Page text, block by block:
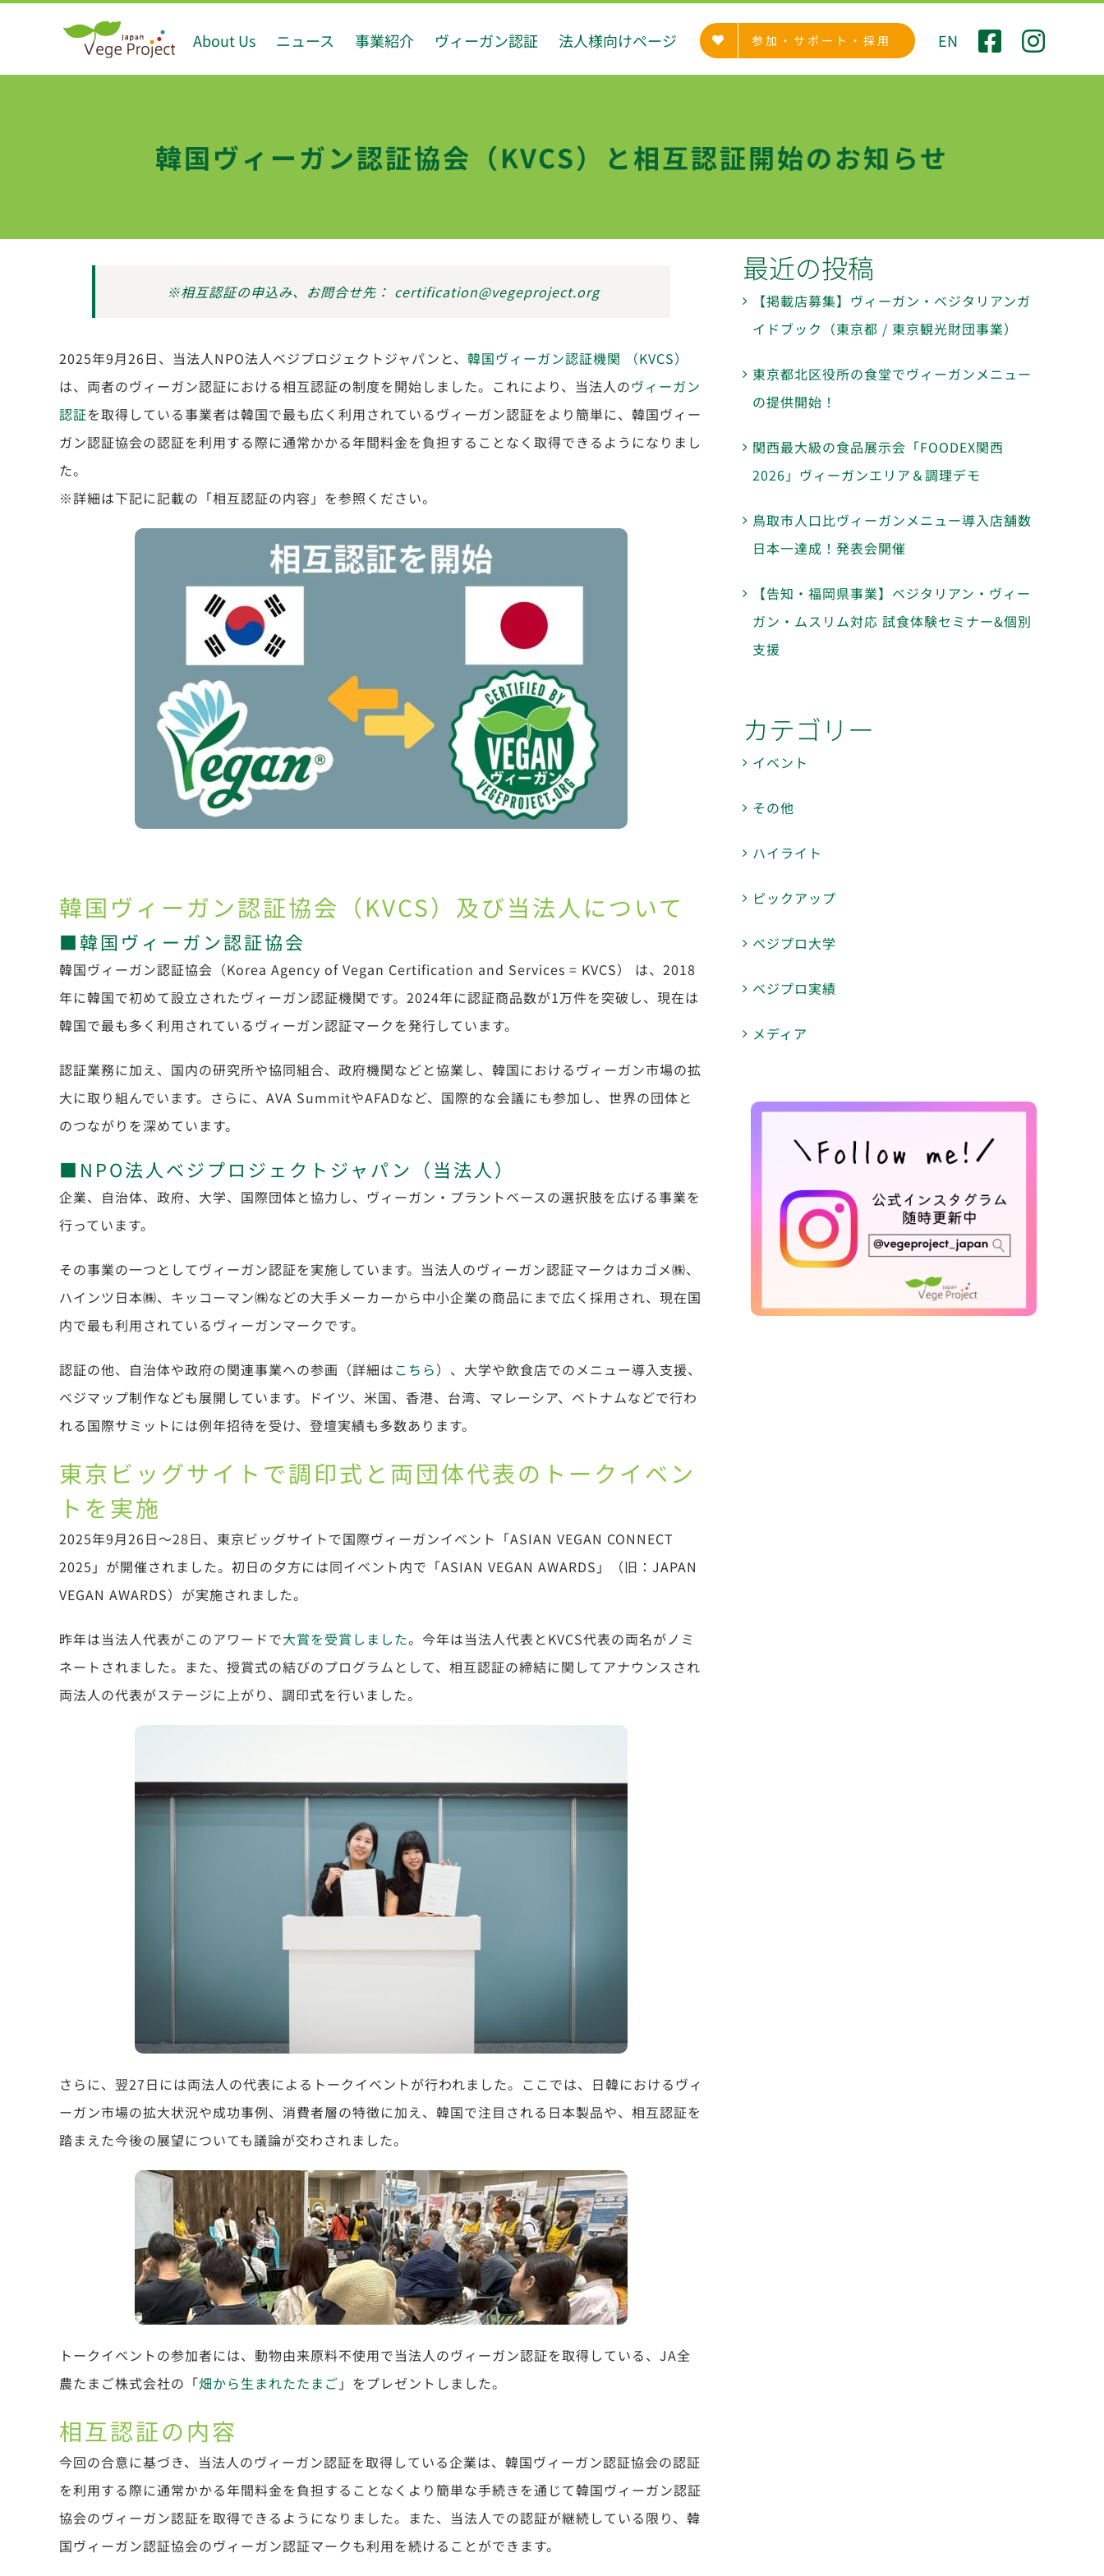
About Us ニュース 事業紹介 ヴィーガン認証 法人様向けページ 参加・サポート・採用 EN
韓国ヴィーガン認証協会（KVCS）と相互認証開始のお知らせ
※相互認証の申込み、お問合せ先： certification@vegeproject.org
2025年9月26日、当法人NPO法人ベジプロジェクトジャパンと、 韓国ヴィーガン認証機関 （KVCS）
は、両者のヴィーガン認証における相互認証の制度を開始しました。これにより、当法人のヴィーガン
認証を取得している事業者は韓国で最も広く利用されているヴィーガン認証をより簡単に、韓国ヴィー
ガン認証協会の認証を利用する際に通常かかる年間料金を負担することなく取得できるようになりまし
た。
※詳細は下記に記載の「相互認証の内容」を参照ください。
韓国ヴィーガン認証協会（KVCS）及び当法人について
■韓国ヴィーガン認証協会
韓国ヴィーガン認証協会（Korea Agency of Vegan Certification and Services = KVCS） は、2018
年に韓国で初めて設立されたヴィーガン認証機関です。2024年に認証商品数が1万件を突破し、現在は
韓国で最も多く利用されているヴィーガン認証マークを発行しています。
認証業務に加え、国内の研究所や協同組合、政府機関などと協業し、韓国におけるヴィーガン市場の拡
大に取り組んでいます。さらに、AVA SummitやAFADなど、国際的な会議にも参加し、世界の団体と
のつながりを深めています。
■NPO法人ベジプロジェクトジャパン（当法人）
企業、自治体、政府、大学、国際団体と協力し、ヴィーガン・プラントベースの選択肢を広げる事業を
行っています。
その事業の一つとしてヴィーガン認証を実施しています。当法人のヴィーガン認証マークはカゴメ㈱、
ハインツ日本㈱、キッコーマン㈱などの大手メーカーから中小企業の商品にまで広く採用され、現在国
内で最も利用されているヴィーガンマークです。
認証の他、自治体や政府の関連事業への参画（詳細はこちら）、大学や飲食店でのメニュー導入支援、
ベジマップ制作なども展開しています。ドイツ、米国、香港、台湾、マレーシア、ベトナムなどで行わ
れる国際サミットには例年招待を受け、登壇実績も多数あります。
東京ビッグサイトで調印式と両団体代表のトークイベン
トを実施
2025年9月26日〜28日、東京ビッグサイトで国際ヴィーガンイベント「ASIAN VEGAN CONNECT
2025」が開催されました。初日の夕方には同イベント内で「ASIAN VEGAN AWARDS」（旧：JAPAN
VEGAN AWARDS）が実施されました。
昨年は当法人代表がこのアワードで大賞を受賞しました。今年は当法人代表とKVCS代表の両名がノミ
ネートされました。また、授賞式の結びのプログラムとして、相互認証の締結に関してアナウンスされ
両法人の代表がステージに上がり、調印式を行いました。
さらに、翌27日には両法人の代表によるトークイベントが行われました。ここでは、日韓におけるヴィ
ーガン市場の拡大状況や成功事例、消費者層の特徴に加え、韓国で注目される日本製品や、相互認証を
踏まえた今後の展望についても議論が交わされました。
トークイベントの参加者には、動物由来原料不使用で当法人のヴィーガン認証を取得している、JA全
農たまご株式会社の「畑から生まれたたまご 」をプレゼントしました。
相互認証の内容
今回の合意に基づき、当法人のヴィーガン認証を取得している企業は、韓国ヴィーガン認証協会の認証
を利用する際に通常かかる年間料金を負担することなくより簡単な手続きを通じて韓国ヴィーガン認証
協会のヴィーガン認証を取得できるようになりました。また、当法人での認証が継続している限り、韓
国ヴィーガン認証協会のヴィーガン認証マークも利用を続けることができます。
最近の投稿
【掲載店募集】ヴィーガン・ベジタリアンガ
イドブック（東京都 / 東京観光財団事業）
東京都北区役所の食堂でヴィーガンメニュー
の提供開始！
関西最大級の食品展示会「FOODEX関西
2026」ヴィーガンエリア＆調理デモ
鳥取市人口比ヴィーガンメニュー導入店舗数
日本一達成！発表会開催
【告知・福岡県事業】ベジタリアン・ヴィー
ガン・ムスリム対応 試食体験セミナー&個別
支援
カテゴリー
イベント
その他
ハイライト
ピックアップ
ベジプロ大学
ベジプロ実績
メディア